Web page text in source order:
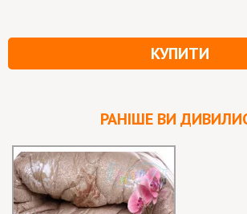
КУПИТИ
РАНІШЕ ВИ